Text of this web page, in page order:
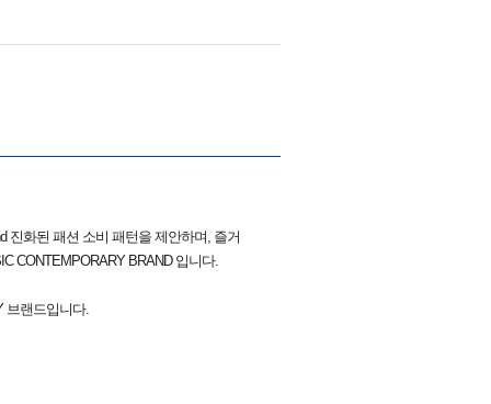
진화된 패션 소비 패턴을 제안하며, 즐거
CONTEMPORARY BRAND 입니다.
브랜드입니다.